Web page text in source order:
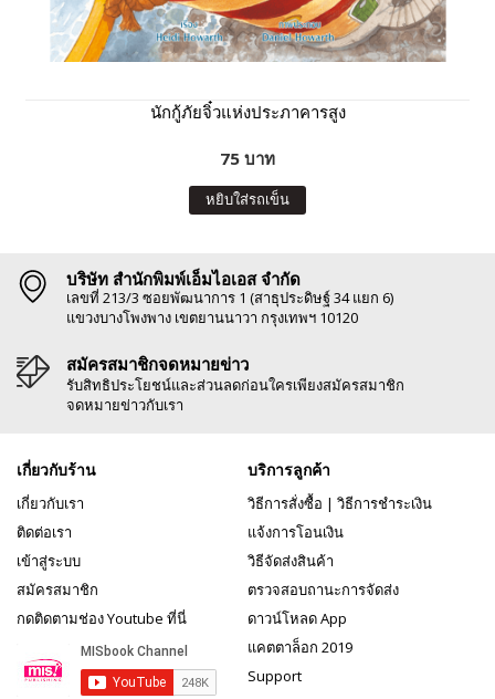
นักกู้ภัยจิ๋วแห่งประภาคารสูง
75 บาท
หยิบใส่รถเข็น
บริษัท สำนักพิมพ์เอ็มไอเอส จำกัด
เลขที่ 213/3 ซอยพัฒนาการ 1 (สาธุประดิษฐ์ 34 แยก 6)
แขวงบางโพงพาง เขตยานนาวา กรุงเทพฯ 10120
สมัครสมาชิกจดหมายข่าว
รับสิทธิประโยชน์และส่วนลดก่อนใครเพียงสมัครสมาชิก
จดหมายข่าวกับเรา
เกี่ยวกับร้าน
เกี่ยวกับเรา
ติดต่อเรา
เข้าสู่ระบบ
สมัครสมาชิก
กดติดตามช่อง Youtube ที่นี่
บริการลูกค้า
วิธีการสั่งซื้อ | วิธีการชำระเงิน
แจ้งการโอนเงิน
วิธีจัดส่งสินค้า
ตรวจสอบถานะการจัดส่ง
ดาวน์โหลด App
แคตตาล็อก 2019
Support